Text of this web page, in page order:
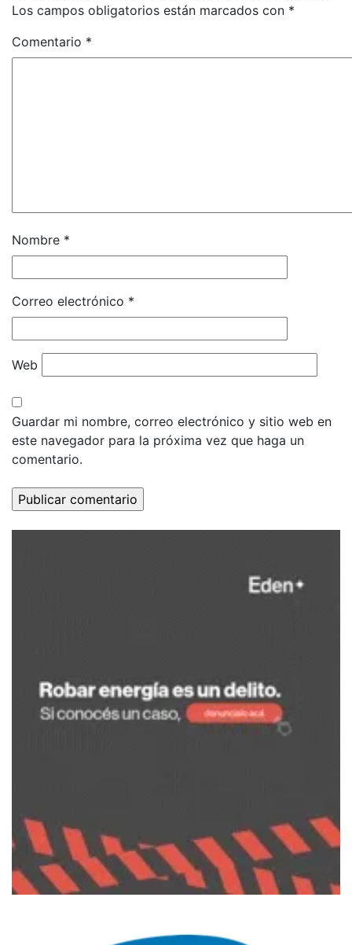
Los campos obligatorios están marcados con *
Comentario *
Nombre *
Correo electrónico *
Web
Guardar mi nombre, correo electrónico y sitio web en
este navegador para la próxima vez que haga un
comentario.